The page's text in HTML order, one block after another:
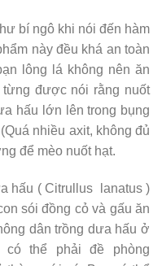
bí ngô khi nói đến hàm
này đều khá an toàn
lông lá không nên ăn
được nói rằng nuốt
hấu lớn lên trong bụng
nhiều axit, không đủ
để mèo nuốt hạt.
hấu ( Citrullus lanatus )
sói đồng cỏ và gấu ăn
dân trồng dưa hấu ở
thể phải đề phòng